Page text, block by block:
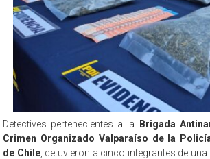
Detectives pertenecientes a la
Brigada
Crimen Organizado Valparaíso de la
de Chile, detuvieron a cinco integrantes de